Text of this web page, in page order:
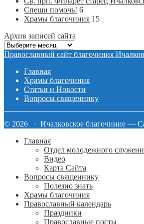
Спеши помочь! 6
Храмы благочиния 15
Архив записей сайта
Архив
записей
Православный сайт благочиния
Главная
Храмы благочиния
Статьи и Новости
Вопросы священнику
© 2026 · Ичалковское благочиние —
Главная
Отдел молодежного
Видео
Карта Сайта
Вопросы священнику
Полезно знать
Храмы благочиния
Православный календарь
Праздники
Православные посты